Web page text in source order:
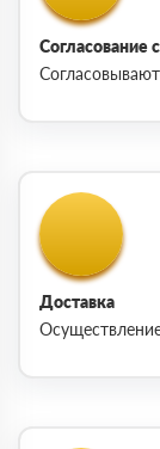
Согласование
Доставка